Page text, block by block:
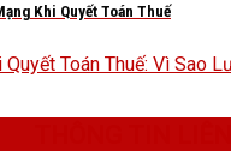
Khi Quyết Toán Thuế
Quyết Toán Thuế: Vì Sao